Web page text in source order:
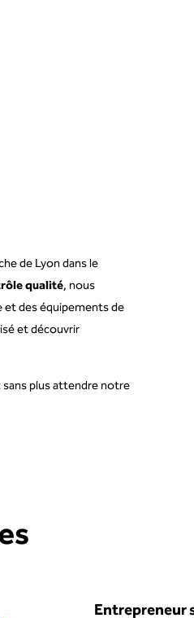
de Lyon dans le
qualité, nous
des équipements de
et découvrir
plus attendre notre
Entrepreneur